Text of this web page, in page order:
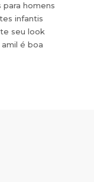
homens
infantis
seu look
é boa